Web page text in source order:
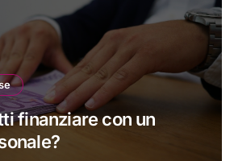
finanziare con un